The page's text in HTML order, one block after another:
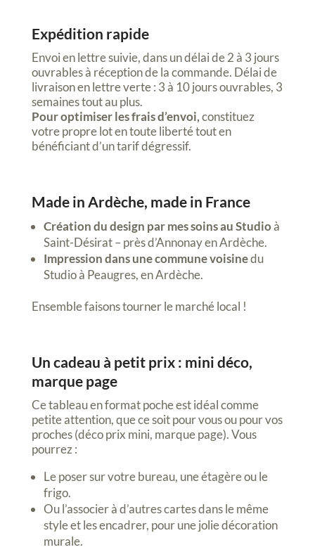
Expédition rapide
Envoi en lettre suivie, dans un délai de 2 à 3 jours
ouvrables à réception de la commande. Délai de
livraison en lettre verte : 3 à 10 jours ouvrables, 3
semaines tout au plus.
Pour optimiser les frais d’envoi,constituez
votre propre lot en toute liberté tout en
bénéficiant d’un tarif dégressif.
Made in Ardèche, made in France
Création du design par mes soins au Studioà
Saint-Désirat – près d’Annonay en Ardèche.
Impression dans une commune voisinedu
Studio à Peaugres, en Ardèche.
Ensemble faisons tourner le marché local !
Un cadeau à petit prix : mini déco,
marque page
Ce tableau en format poche est idéal comme
petite attention, que ce soit pour vous ou pour vos
proches (déco prix mini, marque page). Vous
pourrez :
Le poser sur votre bureau, une étagère ou le
frigo.
Ou l’associer à d’autres cartes dans le même
style et les encadrer, pour une jolie décoration
murale.